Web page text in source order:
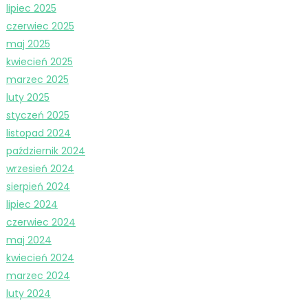
lipiec 2025
czerwiec 2025
maj 2025
kwiecień 2025
marzec 2025
luty 2025
styczeń 2025
listopad 2024
październik 2024
wrzesień 2024
sierpień 2024
lipiec 2024
czerwiec 2024
maj 2024
kwiecień 2024
marzec 2024
luty 2024